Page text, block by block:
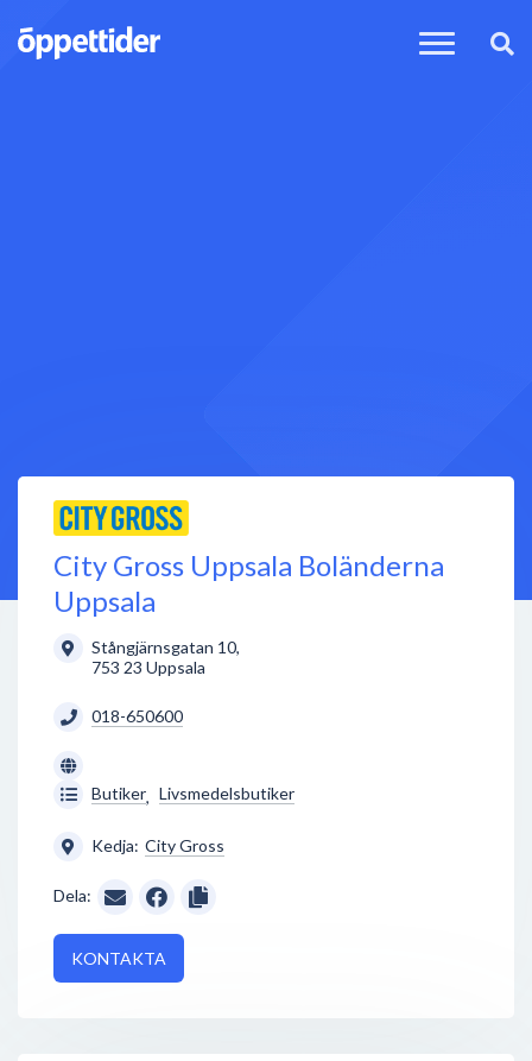
City Gross Uppsala Boländerna
Uppsala
Stångjärnsgatan 10,
753 23 Uppsala
018-650600
Butiker, Livsmedelsbutiker
Kedja: City Gross
Dela:
KONTAKTA